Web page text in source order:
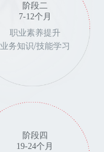
阶段二
7-12个月
职业素养提升
业务知识/技能学习
阶段四
19-24个月